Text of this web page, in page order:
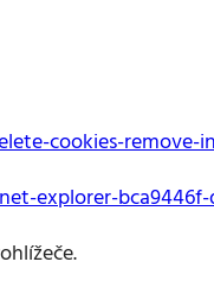
cookies-remove-
explorer-bca9446f-